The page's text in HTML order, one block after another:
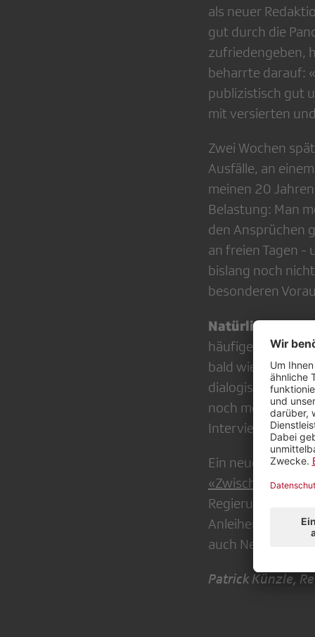
als neuer
gut durch die
zufriedengeben,
beharrte darauf:
publizistisch gut
mit versierten
Zwei Wochen
Ausfälle, an
meinen 20
Belastung: Man
den Ansprüchen
an freien Tagen -
bislang noch
besonderen
Natürlich habe
häufiger als
bald wieder
dialogischer
noch mehr
Interviewserie zu
Ein neues,
Regierungsräten
Anleihen an
auch Neues
Patrick Künzle,